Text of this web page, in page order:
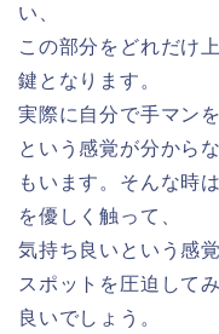
い、
この部分をどれだけ
鍵となります。
実際に自分で手マン
という感覚が分から
もいます。そんな時
を優しく触って、
気持ち良いという感
スポットを圧迫して
良いでしょう。